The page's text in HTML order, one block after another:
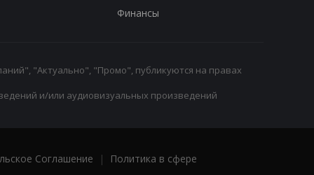
Финансы
"Актуально", "Промо", публикуются на правах
и/или аудиовизуальных произведений
Соглашение |
Политика в сфере